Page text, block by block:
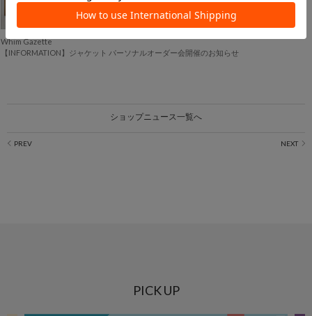
Whim Gazette
【INFORMATION】ジャケット パーソナルオーダー会開催のお知らせ
ショップニュース一覧へ
PICK UP